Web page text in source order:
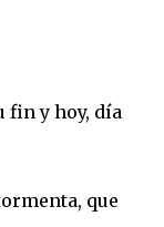
fin y hoy, día
que